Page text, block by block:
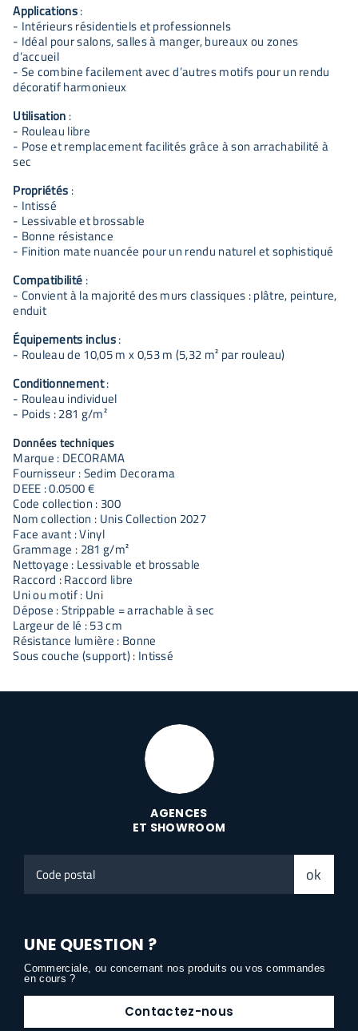
Applications:
- Intérieurs résidentiels et professionnels
- Idéal pour salons, salles à manger, bureaux ou zones
d’accueil
- Se combine facilement avec d’autres motifs pour un rendu
décoratif harmonieux
Utilisation :
- Rouleau libre
- Pose et remplacement facilités grâce à son arrachabilité à
sec
Propriétés :
- Intissé
- Lessivable et brossable
- Bonne résistance
- Finition mate nuancée pour un rendu naturel et sophistiqué
Compatibilité :
- Convient à la majorité des murs classiques : plâtre, peinture,
enduit
Équipements inclus:
- Rouleau de 10,05 m x 0,53 m (5,32 m² par rouleau)
Conditionnement:
- Rouleau individuel
- Poids : 281 g/m²
Données techniques
Marque : DECORAMA
Fournisseur : Sedim Decorama
DEEE : 0.0500 €
Code collection : 300
Nom collection : Unis Collection 2027
Face avant : Vinyl
Grammage : 281 g/m²
Nettoyage : Lessivable et brossable
Raccord : Raccord libre
Uni ou motif : Uni
Dépose : Strippable = arrachable à sec
Largeur de lé : 53 cm
Résistance lumière : Bonne
Sous couche (support) : Intissé
AGENCES
ET SHOWROOM
postal
ok
UNE QUESTION ?
Commerciale, ou concernant nos produits ou vos commandes
en cours ?
Contactez-nous